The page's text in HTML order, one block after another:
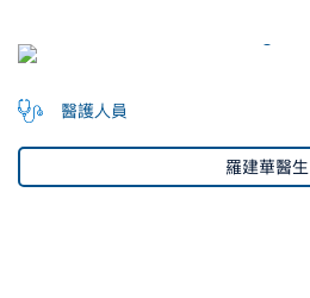
醫護人員
羅建華醫生